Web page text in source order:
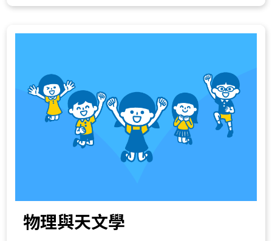
物理與天文學